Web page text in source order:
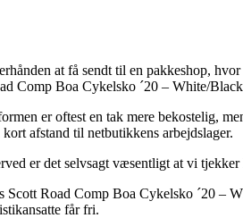
at få sendt til en pakkeshop,
Comp Boa Cykelsko ´20 – White/
er oftest en tak mere bekostelig,
afstand til netbutikkens arbejdslager.
er det selvsagt væsentligt at vi
Road Comp Boa Cykelsko ´20 –
får fri.